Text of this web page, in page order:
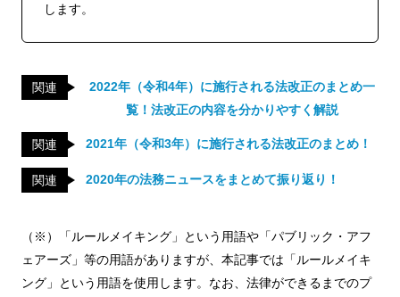
します。
関連
2022年（令和4年）に施行される法改正のまとめ一
覧！法改正の内容を分かりやすく解説
関連 2021年（令和3年）に施行される法改正のまとめ！
関連 2020年の法務ニュースをまとめて振り返り！
（※）「ルールメイキング」という用語や「パブリック・アフ
ェアーズ」等の用語がありますが、本記事では「ルールメイキ
ング」という用語を使用します。なお、法律ができるまでのプ